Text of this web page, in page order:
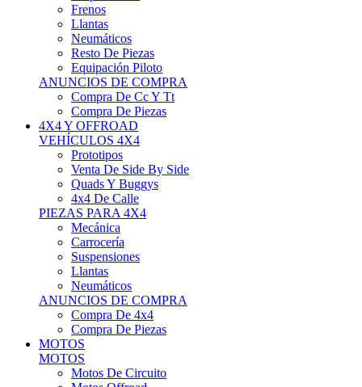
Frenos
Llantas
Neumáticos
Resto De Piezas
Equipación Piloto
ANUNCIOS DE COMPRA
Compra De Cc Y Tt
Compra De Piezas
4X4 Y OFFROAD
VEHÍCULOS 4X4
Prototipos
Venta De Side By Side
Quads Y Buggys
4x4 De Calle
PIEZAS PARA 4X4
Mecánica
Carrocería
Suspensiones
Llantas
Neumáticos
ANUNCIOS DE COMPRA
Compra De 4x4
Compra De Piezas
MOTOS
MOTOS
Motos De Circuito